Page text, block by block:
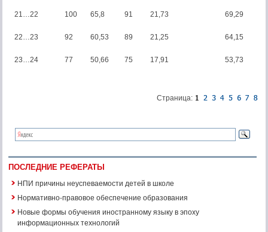
21…22 100 65,8 91 21,73 69,29
22…23 92 60,53 89 21,25 64,15
23…24 77 50,66 75 17,91 53,73
Страница:
ПОСЛЕДНИЕ РЕФЕРАТЫ
НПИ причины неуспеваемости детей в школе
Нормативно-правовое обеспечение образования
Новые формы обучения иностранному языку в эпоху
информационных технологий